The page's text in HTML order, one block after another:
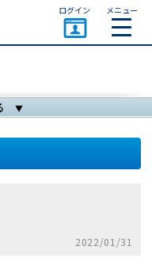
ログイン メニュー
2022/01/31